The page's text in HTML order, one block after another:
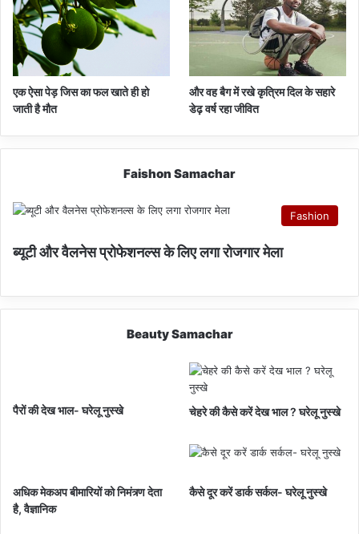
एक ऐसा पेड़ जिस का फल खाते ही हो
जाती है मौत
और वह बैग में रखे कृत्रिम दिल के सहारे
डेढ़ वर्ष रहा जीवित
Faishon Samachar
Fashion
ब्यूटी और वैलनेस प्रोफेशनल्स के लिए लगा रोजगार मेला
Beauty Samachar
पैरों की देख भाल- घरेलू नुस्खे चेहरे की कैसे करें देख भाल ? घरेलू नुस्खे
अधिक मेकअप बीमारियों को निमंत्र्ण देता
है, वैज्ञानिक
कैसे दूर करें डार्क सर्कल- घरेलू नुस्खे